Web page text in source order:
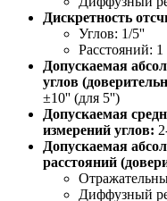
Дискретность
Углов: 1/5''
Расстояний:
Допускаемая
углов
±10'' (для 5'')
Допускаемая
измерений углов:
Допускаемая
расстояний
Диффузный